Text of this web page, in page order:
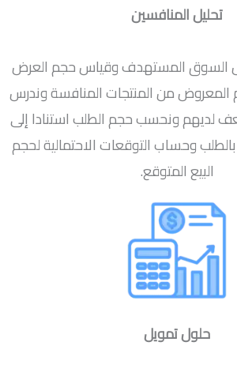
تحليل المنافسين
السوق المستهدف وقياس حجم العرض
من المنتجات المنافسة وندرس
لديهم ونحسب حجم الطلب استنادا إلى
وحساب التوقعات الاحتمالية لحجم
البيع المتوقع.
حلول تمويل